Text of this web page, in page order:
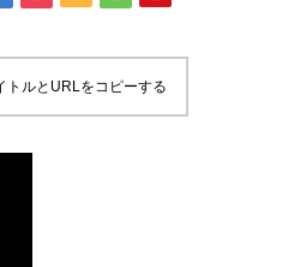
トルとURLをコピーする